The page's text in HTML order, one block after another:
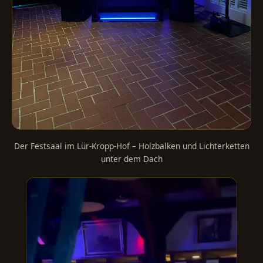
Der Festsaal im Lür-Kropp-Hof – Holzbalken und Lichterketten
unter dem Dach